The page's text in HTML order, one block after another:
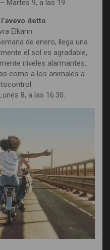
Martes 9, a las 19.
detto
Elkann
de enero, llega una
el sol es agradable,
niveles alarmantes,
como a los animales a
8, a las 16.30.